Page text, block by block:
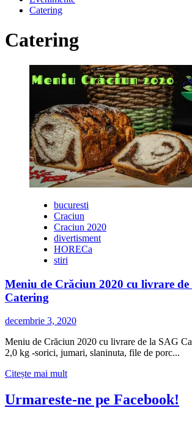
Catering
Catering
bucuresti
Craciun
Craciun 2020
divertisment
HORECa
stiri
Meniu de Crăciun 2020 cu livrare
Catering
decembrie 3, 2020
Meniu de Crăciun 2020 cu livrare de la SAG
2,0 kg -sorici, jumari, slaninuta, file de porc...
Citește mai multCitește
despre
Urmareste-ne pe Facebook!